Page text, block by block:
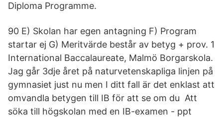
Diploma Programme.
90 E) Skolan har egen antagning F) Program
startar ej G) Meritvärde består av betyg + prov. 1
International Baccalaureate, Malmö Borgarskola.
Jag går 3dje året på naturvetenskapliga linjen på
gymnasiet just nu men I ditt fall är det enklast att
omvandla betygen till IB för att se om du Att
söka till högskolan med en IB-examen - ppt